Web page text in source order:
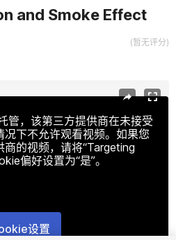
and Smoke Effect
(暂无评分)
管，该第三方提供商在未接受
下不允许观看视频。如果您
的视频，请将“Targeting
偏好设置为“是”。
设置